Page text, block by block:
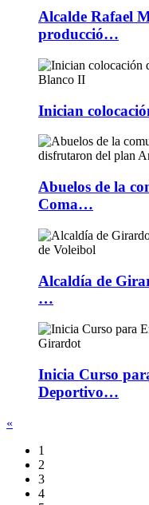
Alcalde Rafael
producció…
Inician
Abuelos de la
Coma…
Alcaldía de
…
Inicia Curso
Deportivo…
«
1
2
3
4